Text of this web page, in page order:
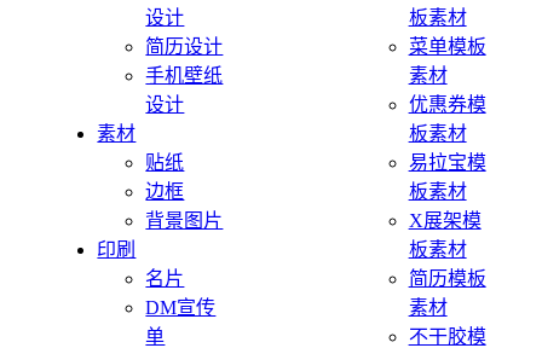
设计
简历设计
手机壁纸
设计
素材
贴纸
边框
背景图片
印刷
名片
DM宣传
单
板素材
菜单模板
素材
优惠券模
板素材
易拉宝模
板素材
X展架模
板素材
简历模板
素材
不干胶模